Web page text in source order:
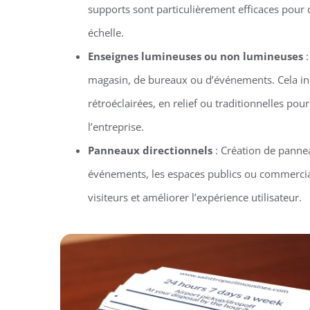
supports sont particulièrement efficaces pour
échelle.
Enseignes lumineuses ou non lumineuses:
magasin, de bureaux ou d’événements. Cela
rétroéclairées, en relief ou traditionnelles
l’entreprise.
Panneaux directionnels: Création de
événements, les espaces publics ou
visiteurs et améliorer l’expérience utilisateur.